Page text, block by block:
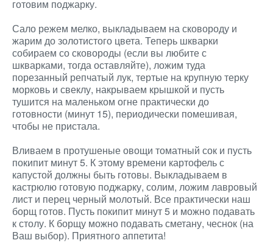
готовим поджарку.
Сало режем мелко, выкладываем на сковороду и
жарим до золотистого цвета. Теперь шкварки
собираем со сковороды (если вы любите с
шкварками, тогда оставляйте), ложим туда
порезанный репчатый лук, тертые на крупную терку
морковь и свеклу, накрываем крышкой и пусть
тушится на маленьком огне практически до
готовности (минут 15), периодически помешивая,
чтобы не пристала.
Вливаем в протушеные овощи томатный сок и пусть
покипит минут 5. К этому времени картофель с
капустой должны быть готовы. Выкладываем в
кастрюлю готовую поджарку, солим, ложим лавровый
лист и перец черный молотый. Все практически наш
борщ готов. Пусть покипит минут 5 и можно подавать
к столу. К борщу можно подавать сметану, чеснок (на
Ваш выбор). Приятного аппетита!